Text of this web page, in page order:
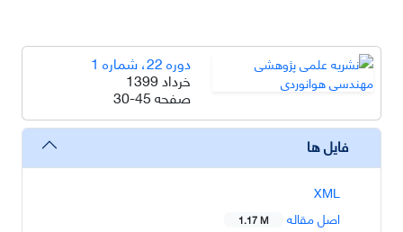
دوره 22، شماره 1
خرداد 1399
صفحه30-45
فایل ها
XML
اصل مقاله
1.17 M